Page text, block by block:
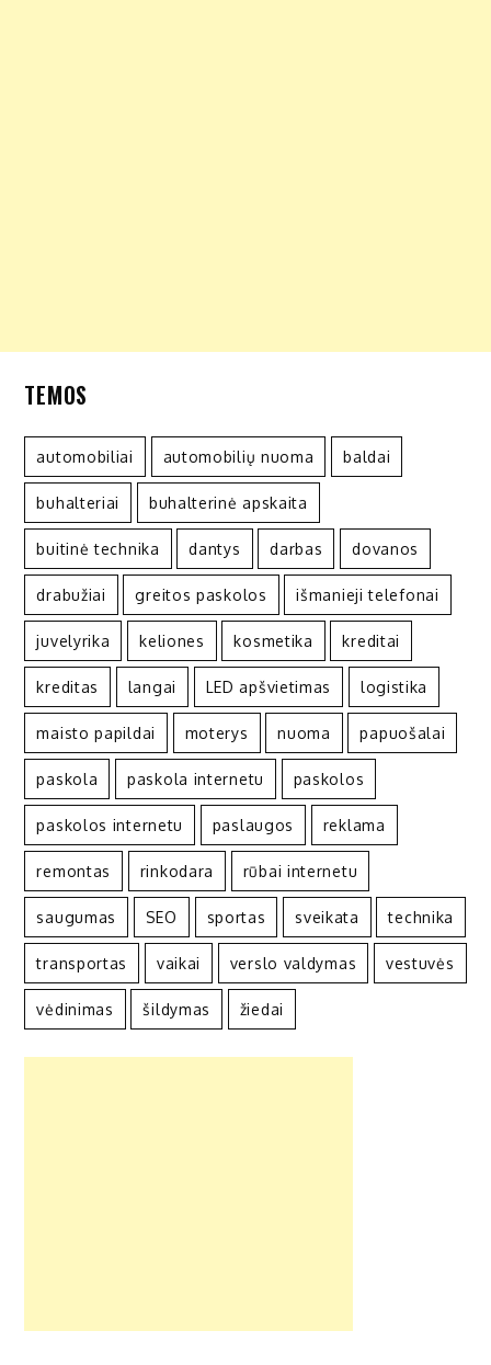
TEMOS
automobiliai automobilių nuoma baldai
buhalteriai buhalterinė apskaita
buitinė technika dantys darbas dovanos
drabužiai greitos paskolos išmanieji telefonai
juvelyrika keliones kosmetika kreditai
kreditas langai LED apšvietimas logistika
maisto papildai moterys nuoma papuošalai
paskola paskola internetu paskolos
paskolos internetu paslaugos reklama
remontas rinkodara rūbai internetu
saugumas SEO sportas sveikata technika
transportas vaikai verslo valdymas vestuvės
vėdinimas šildymas žiedai